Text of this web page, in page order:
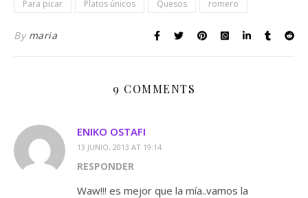
Para picar
Platos únicos Quesos romero
By maria
9 COMMENTS
ENIKO OSTAFI
13 JUNIO, 2013 AT 19:14
RESPONDER
Waw!!! es mejor que la mía..vamos la